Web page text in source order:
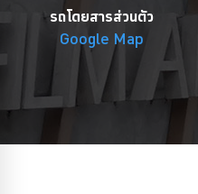
รถโดยสารส่วนตัว
Google Map